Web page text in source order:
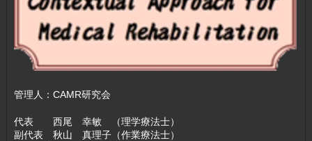
管理人：CAMR研究会
代表 西尾 幸敏 （理学療法士）
副代表 秋山 真理子（作業療法士）